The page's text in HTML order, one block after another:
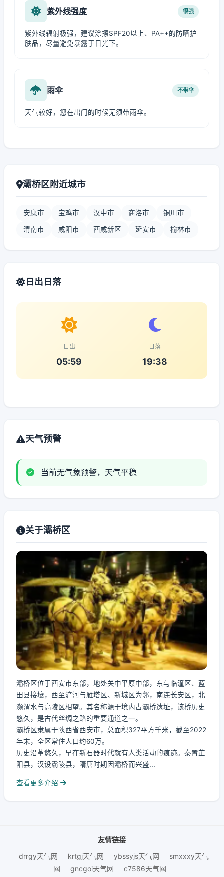
紫外线强度 很强
紫外线辐射极强，建议涂擦SPF20以上、PA++的防晒护
肤品，尽量避免暴露于日光下。
雨伞 不带伞
天气较好，您在出门的时候无须带雨伞。
灞桥区附近城市
安康市 宝鸡市 汉中市 商洛市 铜川市
渭南市 咸阳市 西咸新区 延安市 榆林市
日出日落
日出
05:59
日落
19:38
天气预警
当前无气象预警，天气平稳
关于灞桥区
灞桥区位于西安市东部，地处关中平原中部，东与临潼区、蓝
田县接壤，西至浐河与雁塔区、新城区为邻，南连长安区，北
濒渭水与高陵区相望。其名称源于境内古灞桥遗址，该桥历史
悠久，是古代丝绸之路的重要通道之一。
灞桥区隶属于陕西省西安市，总面积327平方千米，截至2022
年末，全区常住人口约60万。
历史沿革悠久，早在新石器时代就有人类活动的痕迹。秦置芷
阳县，汉设霸陵县，隋唐时期因灞桥而兴盛...
查看更多介绍
友情链接
drrgy天气网
krtgj天气网 ybssyjs天气网
smxxxy天气
网
gncgoi天气网 c7586天气网